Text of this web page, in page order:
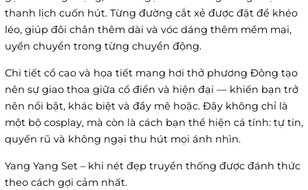
thanh lịch cuốn hút. Từng đường cắt xẻ được đặt để khéo
léo, giúp đôi chân thêm dài và vóc dáng thêm mềm mại,
uyển chuyển trong từng chuyển động.
Chi tiết cổ cao và họa tiết mang hơi thở phương Đông tạo
nên sự giao thoa giữa cổ điển và hiện đại — khiến bạn trở
nên nổi bật, khác biệt và đầy mê hoặc. Đây không chỉ là
một bộ cosplay, mà còn là cách bạn thể hiện cá tính: tự tin,
quyến rũ và không ngại thu hút mọi ánh nhìn.
Yang Yang Set – khi nét đẹp truyền thống được đánh thức
theo cách gợi cảm nhất.